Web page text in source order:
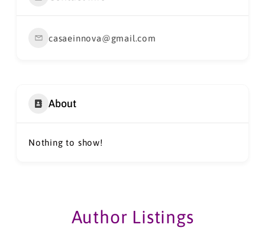
casaeinnova@gmail.com
About
Nothing to show!
Author Listings